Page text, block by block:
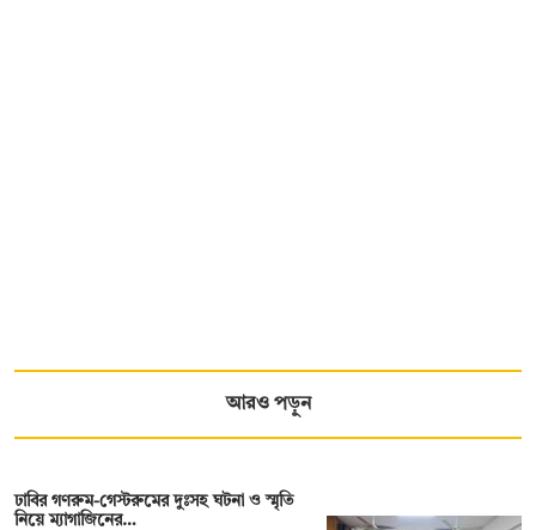
আরও পড়ুন
ঢাবির গণরুম-গেস্টরুমের দুঃসহ ঘটনা ও স্মৃতি
নিয়ে ম্যাগাজিনের…